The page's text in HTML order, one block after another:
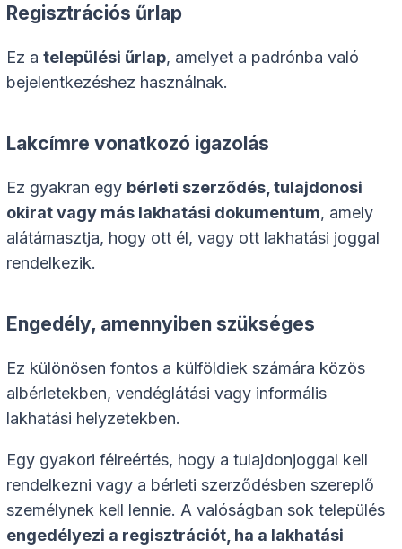
Regisztrációs űrlap
Ez a települési űrlap, amelyet a padrónba való
bejelentkezéshez használnak.
Lakcímre vonatkozó igazolás
Ez gyakran egy bérleti szerződés, tulajdonosi
okirat vagy más lakhatási dokumentum, amely
alátámasztja, hogy ott él, vagy ott lakhatási joggal
rendelkezik.
Engedély, amennyiben szükséges
Ez különösen fontos a külföldiek számára közös
albérletekben, vendéglátási vagy informális
lakhatási helyzetekben.
Egy gyakori félreértés, hogy a tulajdonjoggal kell
rendelkezni vagy a bérleti szerződésben szereplő
személynek kell lennie. A valóságban sok település
engedélyezi a regisztrációt, ha a lakhatási